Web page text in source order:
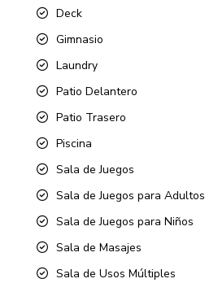
Deck
Gimnasio
Laundry
Patio Delantero
Patio Trasero
Piscina
Sala de Juegos
Sala de Juegos para Adultos
Sala de Juegos para Niños
Sala de Masajes
Sala de Usos Múltiples